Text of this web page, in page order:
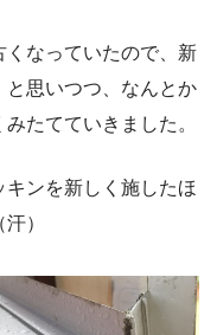
なっていたので、新
と思いつつ、なんとか
たてていきました。
ンを新しく施したほ
）